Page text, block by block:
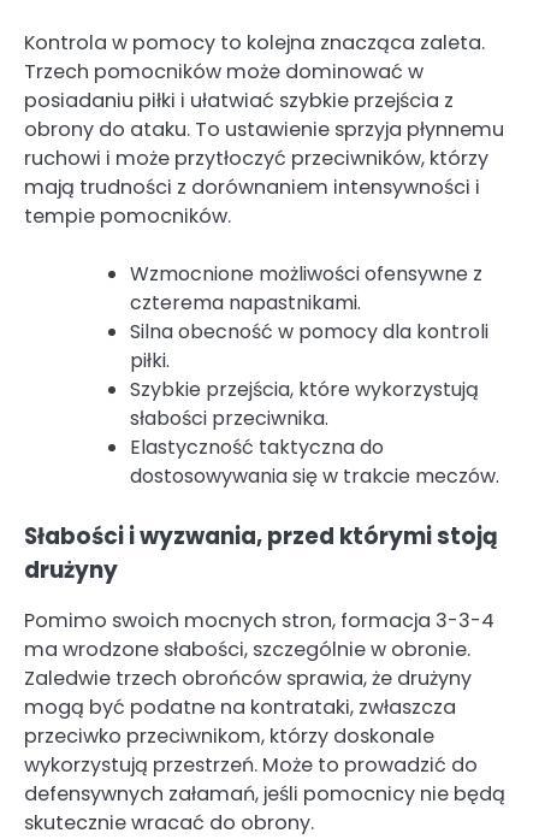
Kontrola w pomocy to kolejna znacząca zaleta.
Trzech pomocników może dominować w
posiadaniu piłki i ułatwiać szybkie przejścia z
obrony do ataku. To ustawienie sprzyja płynnemu
ruchowi i może przytłoczyć przeciwników, którzy
mają trudności z dorównaniem intensywności i
tempie pomocników.
Wzmocnione możliwości ofensywne z
czterema napastnikami.
Silna obecność w pomocy dla kontroli
piłki.
Szybkie przejścia, które wykorzystują
słabości przeciwnika.
Elastyczność taktyczna do
dostosowywania się w trakcie meczów.
Słabości i wyzwania, przed którymi stoją
drużyny
Pomimo swoich mocnych stron, formacja 3-3-4
ma wrodzone słabości, szczególnie w obronie.
Zaledwie trzech obrońców sprawia, że drużyny
mogą być podatne na kontrataki, zwłaszcza
przeciwko przeciwnikom, którzy doskonale
wykorzystują przestrzeń. Może to prowadzić do
defensywnych załamań, jeśli pomocnicy nie będą
skutecznie wracać do obrony.